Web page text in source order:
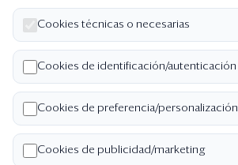
Edición Impresa
Nosotros
Quiénes somos
Código de ética
Términos y Condiciones
Cookies técnicas o necesarias
Cookies de identificación/autenticación
Cookies de preferencia/personalización
Cookies de publicidad/marketing